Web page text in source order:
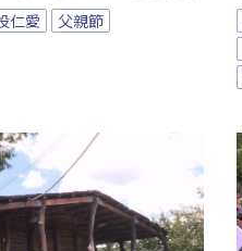
仁愛 父親節